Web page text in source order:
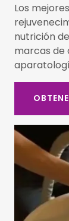
Los
nutrición
marcas de